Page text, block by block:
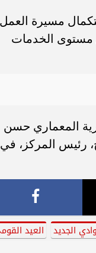
مسيرة العمل
مستوى الخدمات
المعماري حسن
رئيس المركز، في
الجديد العيد